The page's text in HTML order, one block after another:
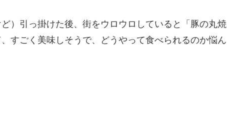
）引っ掛けた後、街をウロウロしていると「豚の丸焼
すごく美味しそうで、どうやって食べられるのか悩ん